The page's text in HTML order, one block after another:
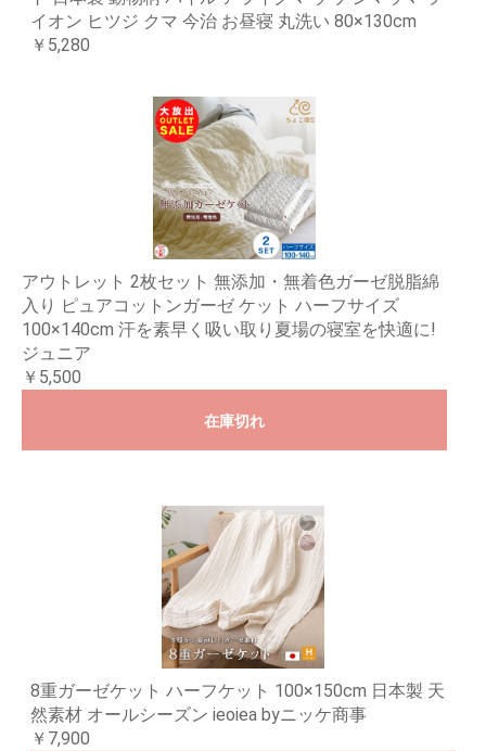
イオン ヒツジ クマ 今治 お昼寝 丸洗い 80×130cm
￥5,280
アウトレット 2枚セット 無添加・無着色ガーゼ脱脂綿
入り ピュアコットンガーゼ ケット ハーフサイズ
100×140cm 汗を素早く吸い取り夏場の寝室を快適に!
ジュニア
￥5,500
在庫切れ
8重ガーゼケット ハーフケット 100×150cm 日本製 天
然素材 オールシーズン ieoiea byニッケ商事
￥7,900